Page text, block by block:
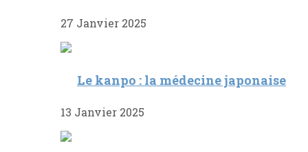
27 Janvier 2025
Le kanpo : la médecine japonaise
13 Janvier 2025